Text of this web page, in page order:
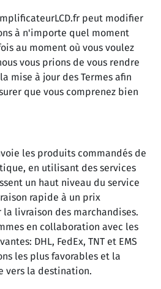
peut modifier
à n'importe quel moment
au moment où vous voulez
vous prions de vous rendre
mise à jour des Termes afin
que vous comprenez bien
les produits commandés de
en utilisant des services
un haut niveau du service
rapide à un prix
livraison des marchandises.
en collaboration avec les
DHL, FedEx, TNT et EMS
les plus favorables et la
vers la destination.